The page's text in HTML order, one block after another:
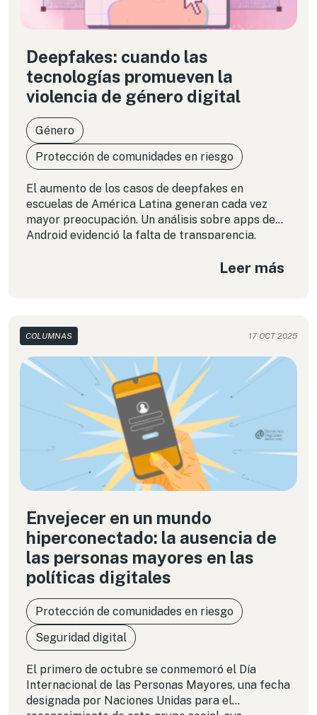
Deepfakes: cuando las
tecnologías promueven la
violencia de género digital
Género
Protección de comunidades en riesgo
El aumento de los casos de deepfakes en
escuelas de América Latina generan cada vez
mayor preocupación. Un análisis sobre apps de
Android evidenció la falta de transparencia,
que prioriza la monetización del abuso. Lejos de
Leer más
COLUMNAS 17 OCT 2025
Envejecer en un mundo
hiperconectado: la ausencia de
las personas mayores en las
políticas digitales
Protección de comunidades en riesgo
Seguridad digital
El primero de octubre se conmemoró el Día
Internacional de las Personas Mayores, una fecha
designada por Naciones Unidas para el